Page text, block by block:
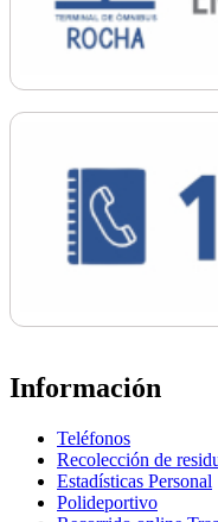
Información
Teléfonos
Recolección de
Estadísticas Personal
Polideportivo